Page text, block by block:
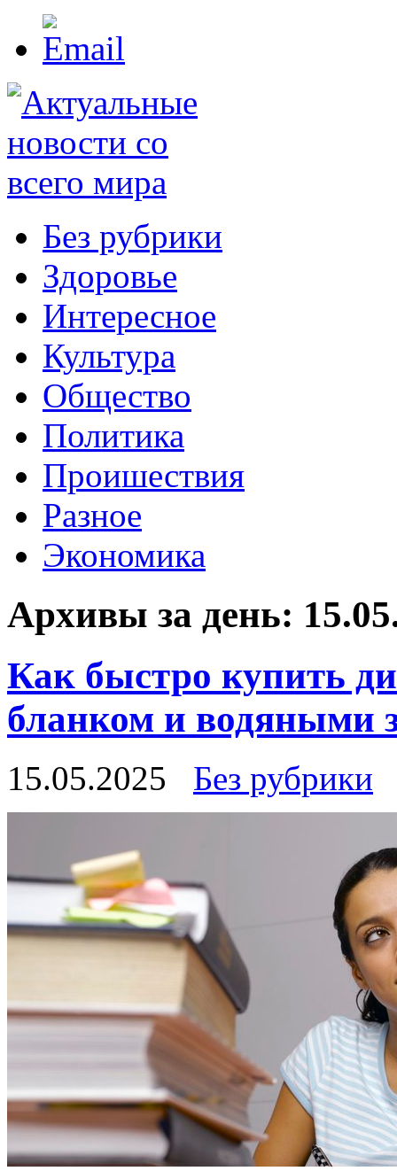
Без рубрики
Здоровье
Интересное
Культура
Общество
Политика
Проишествия
Разное
Экономика
Архивы за день:
Как быстро купить
бланком и водяными
15.05.2025 Без рубрики